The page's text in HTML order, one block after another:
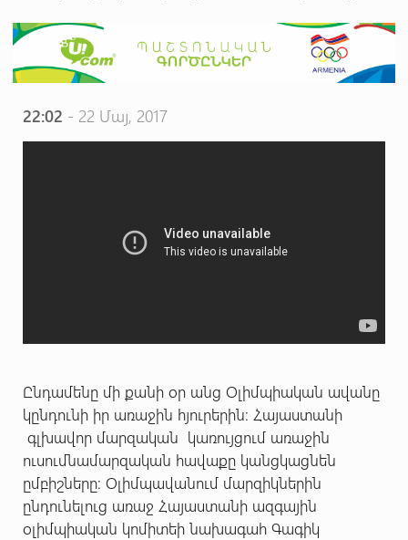
22:02 - 22 Մայ, 2017
Ընդամենը մի քանի օր անց Օլիմպիական ավանը
կընդունի իր առաջին հյուրերին: Հայաստանի
գլխավոր մարզական կառույցում առաջին
ուսումնամարզական հավաքը կանցկացնեն
ըմբիշները: Օլիմպավանում մարզիկներին
ընդունելուց առաջ Հայաստանի ազգային
օլիմպիական կոմիտեի նախագահ Գագիկ